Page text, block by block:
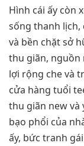
Hình cái ấy còn
sống thanh lịch,
và bền chặt sở
thu giãn, nguồn
lợi rộng che và
cửa hàng tuổi
thu giãn new và
bạo phổi của
ấy, bức tranh